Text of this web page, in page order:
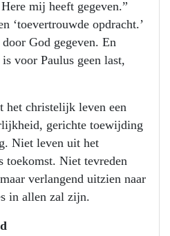
mij heeft gegeven.”
‘toevertrouwde opdracht.’
God gegeven. En
voor Paulus geen last,
het christelijk leven een
gerichte toewijding
Niet leven uit het
toekomst. Niet tevreden
verlangend uitzien naar
in allen zal zijn.